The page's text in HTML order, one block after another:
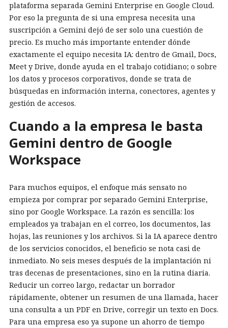
plataforma separada Gemini Enterprise en Google Cloud.
Por eso la pregunta de si una empresa necesita una
suscripción a Gemini dejó de ser solo una cuestión de
precio. Es mucho más importante entender dónde
exactamente el equipo necesita IA: dentro de Gmail, Docs,
Meet y Drive, donde ayuda en el trabajo cotidiano; o sobre
los datos y procesos corporativos, donde se trata de
búsquedas en información interna, conectores, agentes y
gestión de accesos.
Cuando a la empresa le basta
Gemini dentro de Google
Workspace
Para muchos equipos, el enfoque más sensato no
empieza por comprar por separado Gemini Enterprise,
sino por Google Workspace. La razón es sencilla: los
empleados ya trabajan en el correo, los documentos, las
hojas, las reuniones y los archivos. Si la IA aparece dentro
de los servicios conocidos, el beneficio se nota casi de
inmediato. No seis meses después de la implantación ni
tras decenas de presentaciones, sino en la rutina diaria.
Reducir un correo largo, redactar un borrador
rápidamente, obtener un resumen de una llamada, hacer
una consulta a un PDF en Drive, corregir un texto en Docs.
Para una empresa eso ya supone un ahorro de tiempo